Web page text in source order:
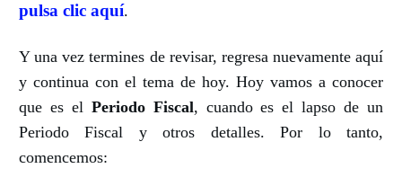
pulsa clic aquí.
Y una vez termines de revisar, regresa nuevamente aquí
y continua con el tema de hoy. Hoy vamos a conocer
que es el Periodo Fiscal, cuando es el lapso de un
Periodo Fiscal y otros detalles.Por lo tanto,
comencemos: